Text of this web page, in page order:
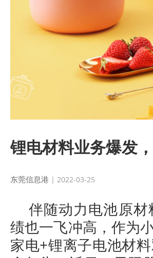
锂电材料业务爆发
东莞信息港 | 2022-03-25
伴随动力电池原
绩也一飞冲高，作为
家电+锂离子电池材